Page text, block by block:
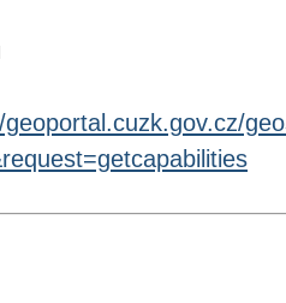
geoportal.cuzk.gov.cz/